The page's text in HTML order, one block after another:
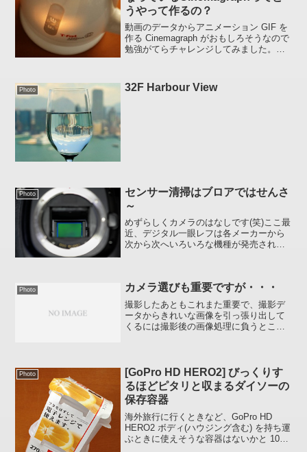
うやって作るの？
動画のデータからアニメーション GIF を
作る Cinemagraph がおもしろそうなので
勉強がてらチャレンジしてみました。熱
は Photoshop C...
Photo 32F Harbour View
Photo
センサー清掃はブロアではせんさ
～
めずらしくカメラのはなしです(笑)ここ最
近、デジタル一眼レフは各メーカーから
次から次へいろいろな機種が発売されは
を使うのメリットは ...
Photo カメラ選びも重要ですが・・・
撮影したあともこれまた重要で、撮影デ
ータからきれいな画像を引っ張り出して
くるには撮影後の画像処理に負うところ
味）なんとなくパッとしませ...
Photo
[GoPro HD HERO2] びっくりす
るほどピタリと収まるダイソーの
保存容器
海外旅行に行くときなど、GoPro HD
HERO2 ボディ(ハウジング含む) を持ち運
ぶときに使えそうな容器はないかと 100